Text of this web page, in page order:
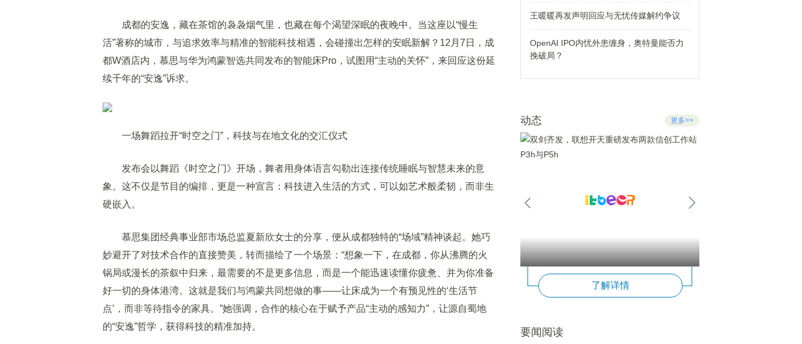
成都的安逸，藏在茶馆的袅袅烟气里，也藏在每个渴望深眠的夜晚中。当这座以“慢生
活”著称的城市，与追求效率与精准的智能科技相遇，会碰撞出怎样的安眠新解？12月7日，成
都W酒店内，慕思与华为鸿蒙智选共同发布的智能床Pro，试图用“主动的关怀”，来回应这份延
续千年的“安逸”诉求。
一场舞蹈拉开“时空之门”，科技与在地文化的交汇仪式
发布会以舞蹈《时空之门》开场，舞者用身体语言勾勒出连接传统睡眠与智慧未来的意
象。这不仅是节目的编排，更是一种宣言：科技进入生活的方式，可以如艺术般柔韧，而非生
硬嵌入。
慕思集团经典事业部市场总监夏新欣女士的分享，便从成都独特的“场域”精神谈起。她巧
妙避开了对技术合作的直接赞美，转而描绘了一个场景：“想象一下，在成都，你从沸腾的火
锅局或漫长的茶叙中归来，最需要的不是更多信息，而是一个能迅速读懂你疲惫、并为你准备
好一切的身体港湾。这就是我们与鸿蒙共同想做的事——让床成为一个有预见性的‘生活节
点’，而非等待指令的家具。”她强调，合作的核心在于赋予产品“主动的感知力”，让源自蜀地
的“安逸”哲学，获得科技的精准加持。
王暖暖再发声明回应与无忧传媒解约争议
OpenAI IPO内忧外患缠身，奥特曼能否力
挽破局？
动态 更多>>
了解详情
要闻阅读